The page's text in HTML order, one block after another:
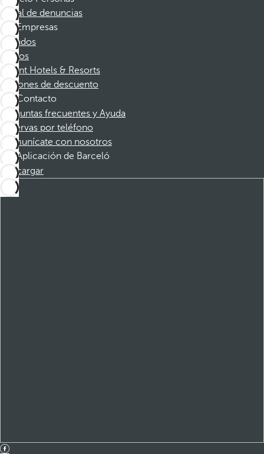
Canal de denuncias
Empresas
Afiliados
Socios
Dorint Hotels & Resorts
Cupones de descuento
Contacto
Preguntas frecuentes y Ayuda
Reservas por teléfono
Comunícate con nosotros
Aplicación de Barceló
Descargar